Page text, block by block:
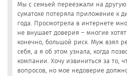
Мы с семьей переезжали на другую
суматохе потеряла приложение к
года. Просмотрела в интернете
не внушает доверия – многие
конечно, большой риск. Муж взял
себя, а я об этом узнала, когда
компании. Хочу извиниться за то,
вопросов, но мое недоверие